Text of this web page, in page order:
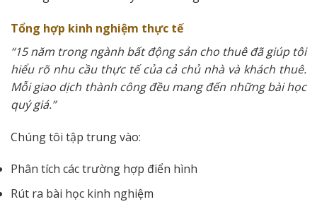
Tổng hợp kinh nghiệm thực tế
“15 năm trong ngành bất động sản cho thuê đã giúp tôi
hiểu rõ nhu cầu thực tế của cả chủ nhà và khách thuê.
Mỗi giao dịch thành công đều mang đến những bài học
quý giá.”
Chúng tôi tập trung vào:
Phân tích các trường hợp điển hình
Rút ra bài học kinh nghiệm